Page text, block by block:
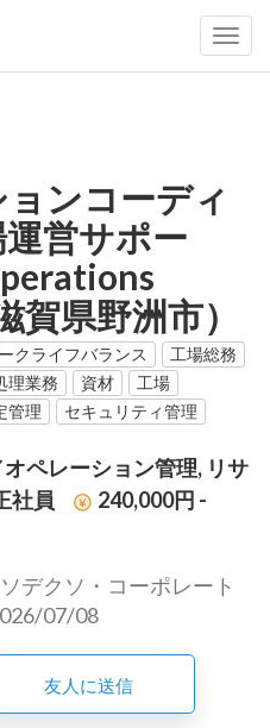
ンコーディ
営サポー
県野洲市）
クライフバランス
工場総務
理業務 資材
工場
管理 セキュリティ管理
ペレーション管理, リサ
社員
240,000円 -
デクソ・コーポレート
07/08
友人に送信